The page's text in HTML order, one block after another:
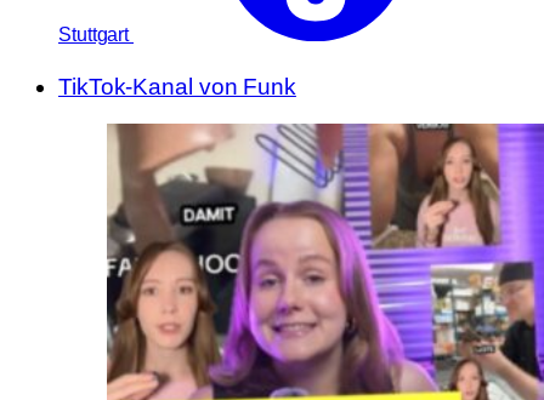
Stuttgart
TikTok-Kanal von Funk